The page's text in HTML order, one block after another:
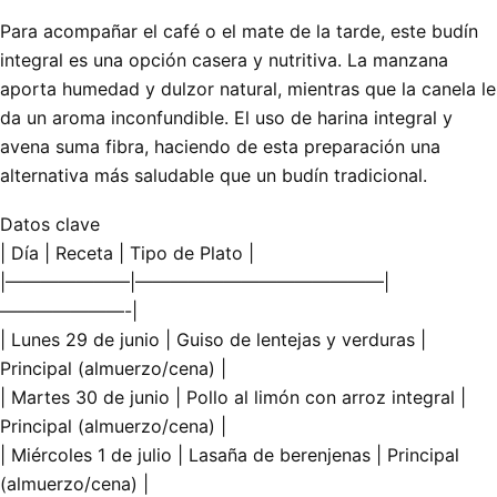
Para acompañar el café o el mate de la tarde, este budín
integral es una opción casera y nutritiva. La manzana
aporta humedad y dulzor natural, mientras que la canela le
da un aroma inconfundible. El uso de harina integral y
avena suma fibra, haciendo de esta preparación una
alternativa más saludable que un budín tradicional.
Datos clave
| Día | Receta | Tipo de Plato |
|———————|——————————————|
———————-|
| Lunes 29 de junio | Guiso de lentejas y verduras |
Principal (almuerzo/cena) |
| Martes 30 de junio | Pollo al limón con arroz integral |
Principal (almuerzo/cena) |
| Miércoles 1 de julio | Lasaña de berenjenas | Principal
(almuerzo/cena) |